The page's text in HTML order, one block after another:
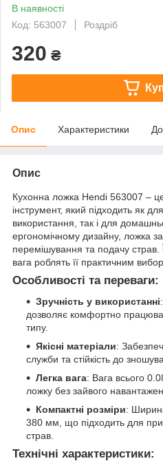
В наявності
Код: 563007
Роздріб
320 ₴
Опис Характеристики
Опис
Кухонна ложка Hendi 563007 –
інструмент, який підходить як
використання, так і для
ергономічному дизайну, ложка
перемішування та подачу страв.
вага роблять її практичним
Особливості та переваги:
Зручність у використанні
дозволяє комфортно
типу.
Якісні матеріали:
служби та стійкість до
Легка вага: Вага всього
ложку без зайвого
Компактні розміри:
380 мм, що підходить для
страв.
Технічні характеристики: